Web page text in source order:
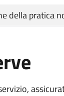
della pratica